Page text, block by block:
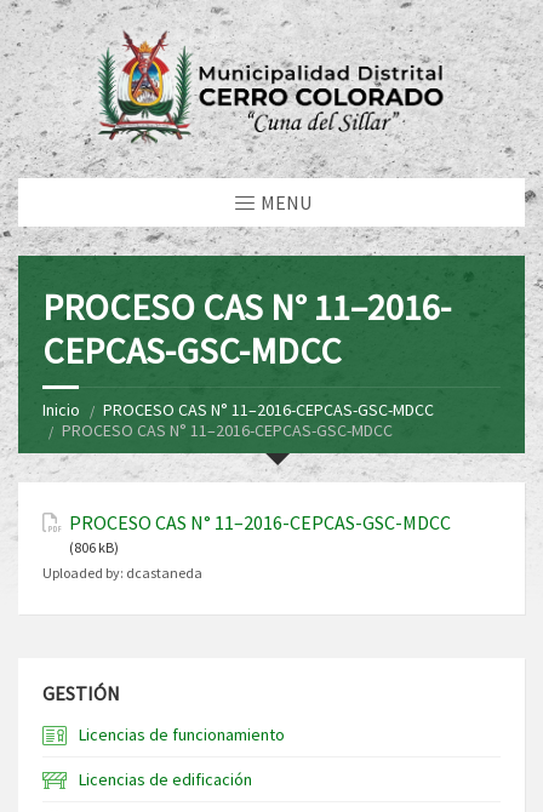
MENU
PROCESO CAS N° 11–2016-
CEPCAS-GSC-MDCC
Inicio
PROCESO CAS N° 11–2016-CEPCAS-GSC-MDCC
PROCESO CAS N° 11–2016-CEPCAS-GSC-MDCC
PROCESO CAS N° 11–2016-CEPCAS-GSC-MDCC
(806 kB)
Uploaded by: dcastaneda
GESTIÓN
Licencias de funcionamiento
Licencias de edificación